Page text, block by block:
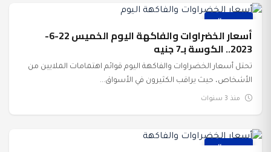
عرب وعالم
أسعار الخضراوات والفاكهة اليوم الخميس 22-6-
2023.. الكوسة بـ7 جنيه
تحتل أسعار الخضراوات والفاكهة اليوم قوائم اهتمامات الملايين من
الأشخاص، حيث يراقب الكثيرون في الأسواق...
منذ 3 سنوات
عرب وعالم